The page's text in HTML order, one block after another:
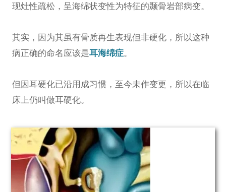
现灶性疏松，呈海绵状变性为特征的颞骨岩部病变。
其实，因为其虽有骨质再生表现但非硬化，所以这种
病正确的命名应该是耳海绵症。
但因耳硬化已沿用成习惯，至今未作变更，所以在临
床上仍叫做耳硬化。